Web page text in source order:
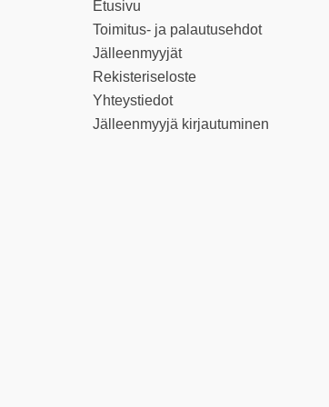
Etusivu
Toimitus- ja palautusehdot
Jälleenmyyjät
Rekisteriseloste
Yhteystiedot
Jälleenmyyjä kirjautuminen